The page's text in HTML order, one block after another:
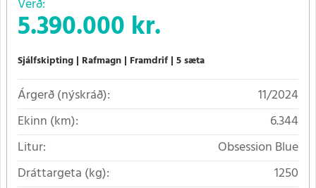
Verð:
5.390.000 kr.
Sjálfskipting Rafmagn Framdrif 5 sæta
Árgerð (nýskráð):
11/2024
Ekinn (km):
6.344
Litur:
Obsession Blue
Dráttargeta (kg):
1250